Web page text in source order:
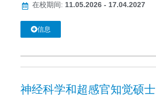
在校期间: 11.05.2026 - 17.04.2027
信息
神经科学和超感官知觉硕士